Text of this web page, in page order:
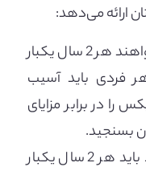
ارائه می‌دهد:
زنان 40 تا 49 ساله ممکن است بخواهند هر 2 سال یکبار
فردی باید آسیب
را در برابر مزایای
بسنجید.
زنان 50 تا 74 ساله با خطر متوسط ​​باید هر 2 سال یکبار